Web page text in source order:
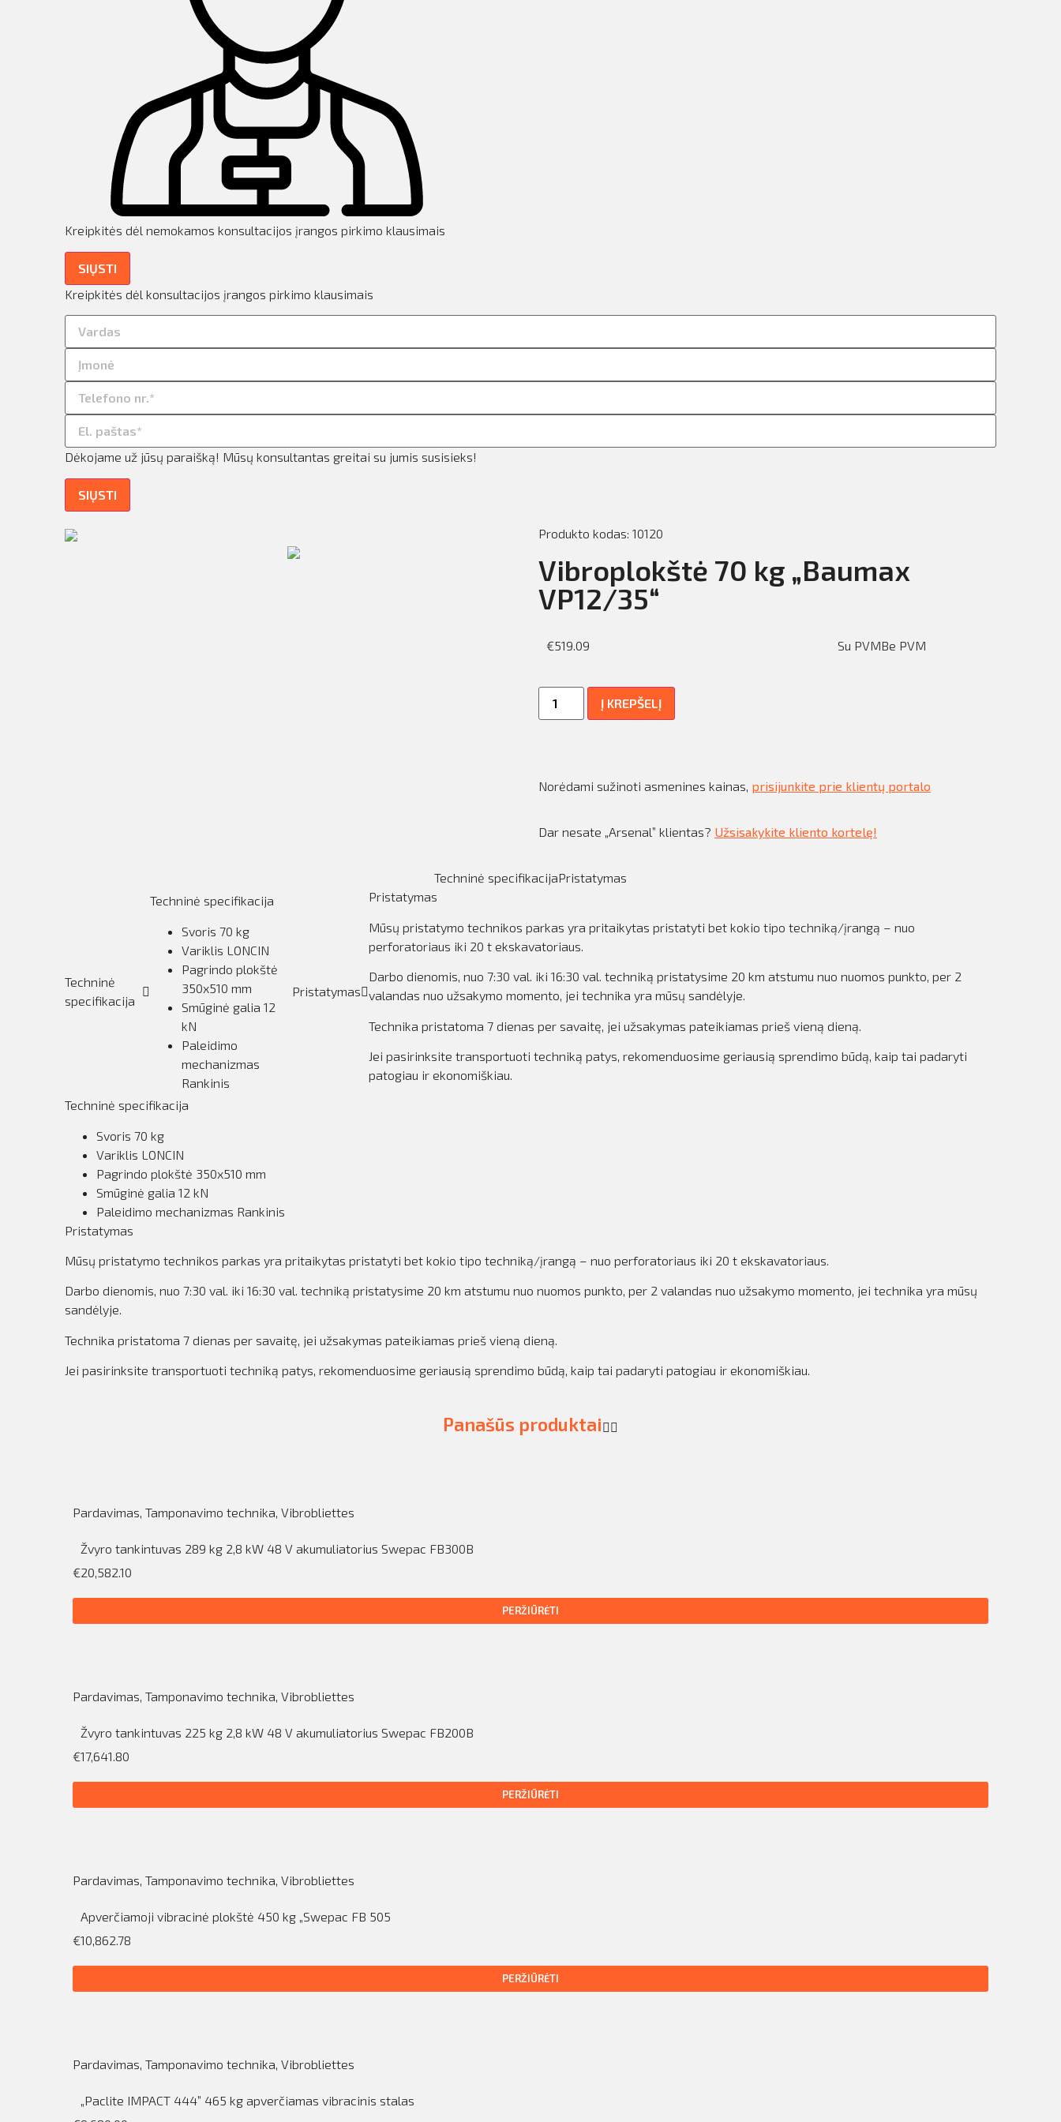
Kreipkitės dėl nemokamos konsultacijos įrangos pirkimo klausimais
SIŲSTI
Kreipkitės dėl konsultacijos įrangos pirkimo klausimais
Dėkojame už jūsų paraišką! Mūsų konsultantas greitai su jumis susisieks!
SIŲSTI
Produkto kodas: 10120
Vibroplokštė 70 kg „Baumax
VP12/35“
€519.09 Su PVMBe PVM
Į KREPŠELĮ
Norėdami sužinoti asmenines kainas, prisijunkite prie klientų portalo
Dar nesate „Arsenal” klientas? Užsisakykite kliento kortelę!
Techninė specifikacijaPristatymas
Techninė
specifikacija
Techninė specifikacija
Svoris 70 kg
Variklis LONCIN
Pagrindo plokštė
350x510 mm
Smūginė galia 12
kN
Paleidimo
mechanizmas
Rankinis
Pristatymas
Pristatymas
Mūsų pristatymo technikos parkas yra pritaikytas pristatyti bet kokio tipo techniką/įrangą – nuo
perforatoriaus iki 20 t ekskavatoriaus.
Darbo dienomis, nuo 7:30 val. iki 16:30 val. techniką pristatysime 20 km atstumu nuo nuomos punkto, per 2
valandas nuo užsakymo momento, jei technika yra mūsų sandėlyje.
Technika pristatoma 7 dienas per savaitę, jei užsakymas pateikiamas prieš vieną dieną.
Jei pasirinksite transportuoti techniką patys, rekomenduosime geriausią sprendimo būdą, kaip tai padaryti
patogiau ir ekonomiškiau.
Techninė specifikacija
Svoris 70 kg
Variklis LONCIN
Pagrindo plokštė 350x510 mm
Smūginė galia 12 kN
Paleidimo mechanizmas Rankinis
Pristatymas
Mūsų pristatymo technikos parkas yra pritaikytas pristatyti bet kokio tipo techniką/įrangą – nuo perforatoriaus iki 20 t ekskavatoriaus.
Darbo dienomis, nuo 7:30 val. iki 16:30 val. techniką pristatysime 20 km atstumu nuo nuomos punkto, per 2 valandas nuo užsakymo momento, jei technika yra mūsų
sandėlyje.
Technika pristatoma 7 dienas per savaitę, jei užsakymas pateikiamas prieš vieną dieną.
Jei pasirinksite transportuoti techniką patys, rekomenduosime geriausią sprendimo būdą, kaip tai padaryti patogiau ir ekonomiškiau.
Panašūs produktai
Pardavimas Tamponavimo technika Vibrobliettes
Žvyro tankintuvas 289 kg 2,8 kW 48 V akumuliatorius Swepac FB300B
€20,582.10
PERŽIŪRĖTI
Pardavimas Tamponavimo technika Vibrobliettes
Žvyro tankintuvas 225 kg 2,8 kW 48 V akumuliatorius Swepac FB200B
€17,641.80
PERŽIŪRĖTI
Pardavimas Tamponavimo technika Vibrobliettes
Apverčiamoji vibracinė plokštė 450 kg „Swepac FB 505
€10,862.78
PERŽIŪRĖTI
Pardavimas Tamponavimo technika Vibrobliettes
„Paclite IMPACT 444” 465 kg apverčiamas vibracinis stalas